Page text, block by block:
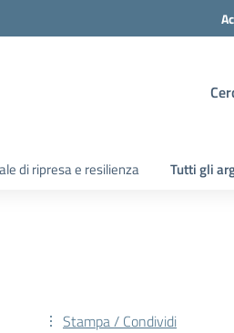
di ripresa e resilienza Tutti gli
Stampa / Condividi